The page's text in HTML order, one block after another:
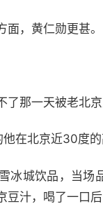
，黄仁勋更甚。
那一天被老北
在北京近30度的
冰城饮品，当
豆汁，喝了一口